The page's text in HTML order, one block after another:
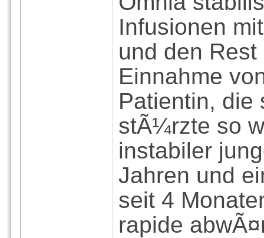
Infusionen
und den
Einnahme
Patientin, die
stÃ¼rzte so
instabiler
Jahren und
seit 4
rapide